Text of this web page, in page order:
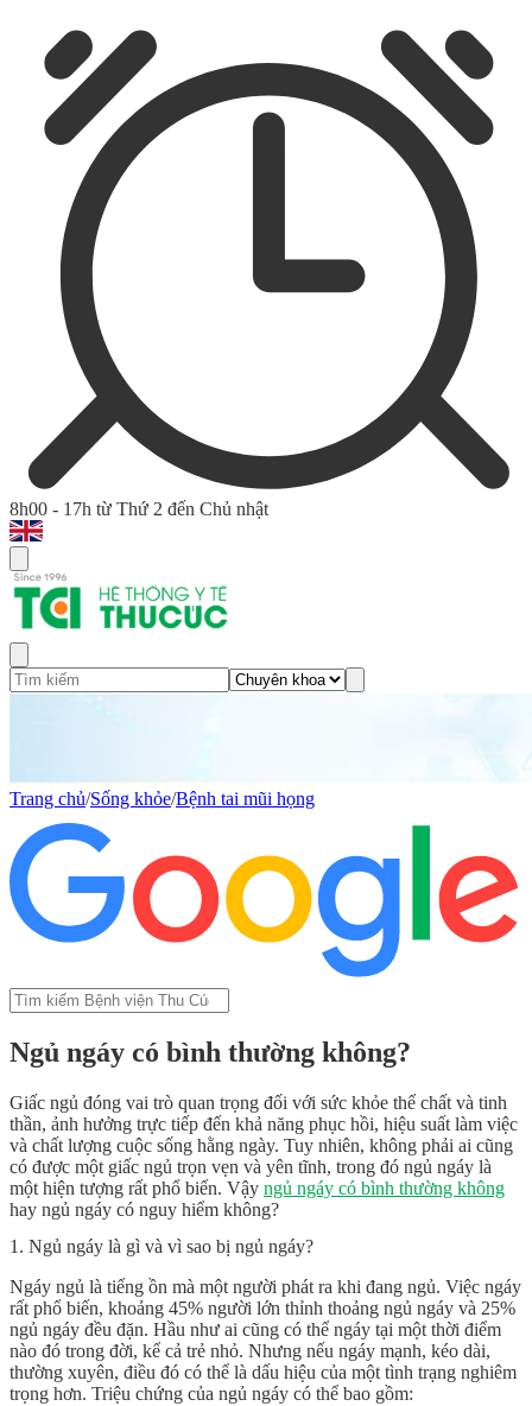
8h00 - 17h từ Thứ 2 đến Chủ nhật
Trang chủ/Sống khỏe/Bệnh tai mũi họng
Ngủ ngáy có bình thường không?
Giấc ngủ đóng vai trò quan trọng đối với sức khỏe thể chất và tinh
thần, ảnh hưởng trực tiếp đến khả năng phục hồi, hiệu suất làm việc
và chất lượng cuộc sống hằng ngày. Tuy nhiên, không phải ai cũng
có được một giấc ngủ trọn vẹn và yên tĩnh, trong đó ngủ ngáy là
một hiện tượng rất phổ biến. Vậy ngủ ngáy có bình thường không
hay ngủ ngáy có nguy hiểm không?
1. Ngủ ngáy là gì và vì sao bị ngủ ngáy?
Ngáy ngủ là tiếng ồn mà một người phát ra khi đang ngủ. Việc ngáy
rất phổ biến, khoảng 45% người lớn thỉnh thoảng ngủ ngáy và 25%
ngủ ngáy đều đặn. Hầu như ai cũng có thể ngáy tại một thời điểm
nào đó trong đời, kể cả trẻ nhỏ. Nhưng nếu ngáy mạnh, kéo dài,
thường xuyên, điều đó có thể là dấu hiệu của một tình trạng nghiêm
trọng hơn. Triệu chứng của ngủ ngáy có thể bao gồm: